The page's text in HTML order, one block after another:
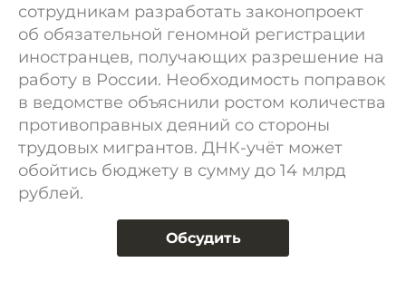
сотрудникам разработать законопроект
об обязательной геномной регистрации
иностранцев, получающих разрешение на
работу в России. Необходимость поправок
в ведомстве объяснили ростом количества
противоправных деяний со стороны
трудовых мигрантов. ДНК-учёт может
обойтись бюджету в сумму до 14 млрд
рублей.
Обсудить